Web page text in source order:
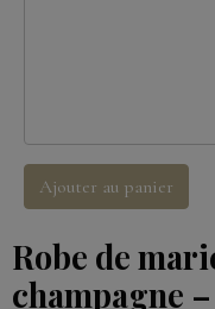
Ajouter au panier
Robe de
champagne